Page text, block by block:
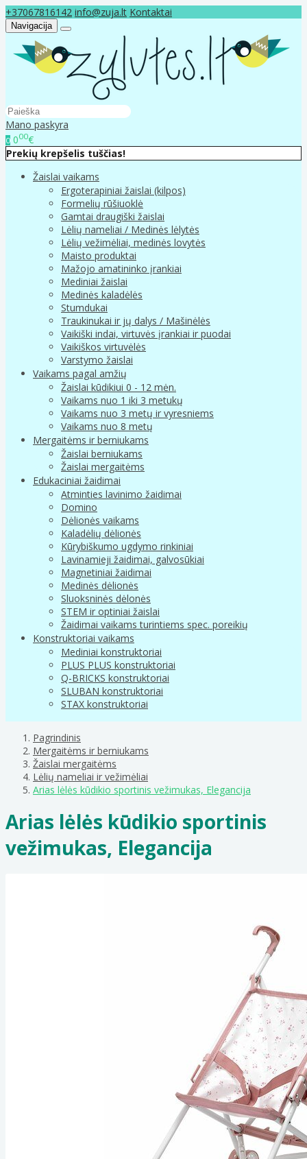
+37067816142 info@zuja.lt Kontaktai
Navigacija
Mano paskyra
0 000€
Prekių krepšelis tuščias!
Žaislai vaikams
Ergoterapiniai žaislai (kilpos)
Formelių rūšiuoklė
Gamtai draugiški žaislai
Lėlių nameliai / Medinės lėlytės
Lėlių vežimėliai, medinės lovytės
Maisto produktai
Mažojo amatininko įrankiai
Mediniai žaislai
Medinės kaladėlės
Stumdukai
Traukinukai ir jų dalys / Mašinėlės
Vaikiški indai, virtuvės įrankiai ir puodai
Vaikiškos virtuvėlės
Varstymo žaislai
Vaikams pagal amžių
Žaislai kūdikiui 0 - 12 mėn.
Vaikams nuo 1 iki 3 metukų
Vaikams nuo 3 metų ir vyresniems
Vaikams nuo 8 metų
Mergaitėms ir berniukams
Žaislai berniukams
Žaislai mergaitėms
Edukaciniai žaidimai
Atminties lavinimo žaidimai
Domino
Dėlionės vaikams
Kaladėlių dėlionės
Kūrybiškumo ugdymo rinkiniai
Lavinamieji žaidimai, galvosūkiai
Magnetiniai žaidimai
Medinės dėlionės
Sluoksninės dėlonės
STEM ir optiniai žaislai
Žaidimai vaikams turintiems spec. poreikių
Konstruktoriai vaikams
Mediniai konstruktoriai
PLUS PLUS konstruktoriai
Q-BRICKS konstruktoriai
SLUBAN konstruktoriai
STAX konstruktoriai
Pagrindinis
Mergaitėms ir berniukams
Žaislai mergaitėms
Lėlių nameliai ir vežimėliai
Arias lėlės kūdikio sportinis vežimukas, Elegancija
Arias lėlės kūdikio sportinis
vežimukas, Elegancija